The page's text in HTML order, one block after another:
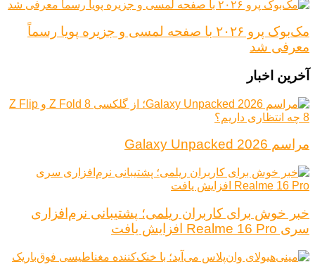
مک‌بوک پرو ۲۰۲۶ با صفحه لمسی و جزیره پویا رسماً
معرفی شد
آخرین اخبار
مراسم Galaxy Unpacked 2026
خبر خوش برای کاربران ریلمی؛ پشتیبانی نرم‌افزاری
سری Realme 16 Pro افزایش یافت